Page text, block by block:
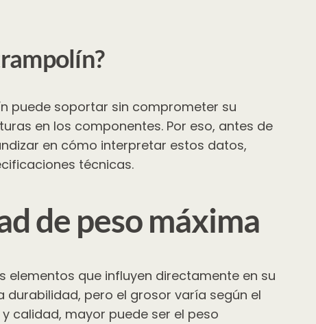
puede soportar sin comprometer su
en los componentes. Por eso, antes de
en cómo interpretar estos datos,
técnicas.
de peso máxima
elementos que influyen directamente en su
durabilidad, pero el grosor varía según el
calidad, mayor puede ser el peso